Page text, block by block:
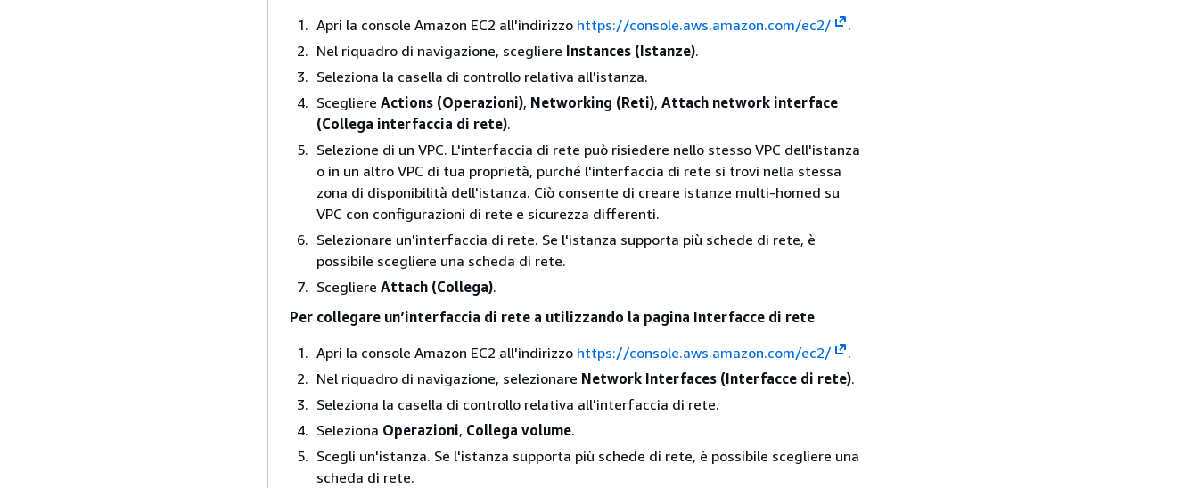
Apri la console Amazon EC2 all'indirizzo https://console.aws.amazon.com/ec2/
.
Nel riquadro di navigazione, scegliere Instances (Istanze).
Seleziona la casella di controllo relativa all'istanza.
Scegliere Actions (Operazioni), Networking (Reti), Attach network interface
(Collega interfaccia di rete).
Selezione di un VPC. L'interfaccia di rete può risiedere nello stesso VPC dell'istanza
o in un altro VPC di tua proprietà, purché l'interfaccia di rete si trovi nella stessa
zona di disponibilità dell'istanza. Ciò consente di creare istanze multi-homed su
VPC con configurazioni di rete e sicurezza differenti.
Selezionare un'interfaccia di rete. Se l'istanza supporta più schede di rete, è
possibile scegliere una scheda di rete.
Scegliere Attach (Collega).
Per collegare un’interfaccia di rete a utilizzando la pagina Interfacce di rete
Apri la console Amazon EC2 all'indirizzo https://console.aws.amazon.com/ec2/
.
Nel riquadro di navigazione, selezionare Network Interfaces (Interfacce di rete).
Seleziona la casella di controllo relativa all'interfaccia di rete.
Seleziona Operazioni, Collega volume.
Scegli un'istanza. Se l'istanza supporta più schede di rete, è possibile scegliere una
scheda di rete.